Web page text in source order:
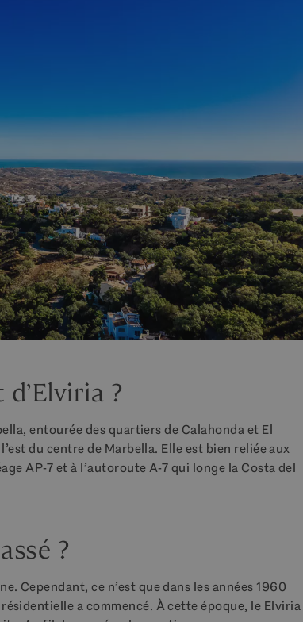
?
entourée des quartiers de Calahonda et El
du centre de Marbella. Elle est bien reliée aux
AP-7 et à l’autoroute A-7 qui longe la Costa del
?
Cependant, ce n’est que dans les années 1960
a commencé. À cette époque, le Elviria